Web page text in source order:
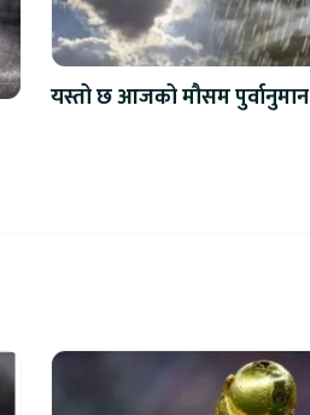
यस्तो छ आजको मौसम पुर्वानुमान